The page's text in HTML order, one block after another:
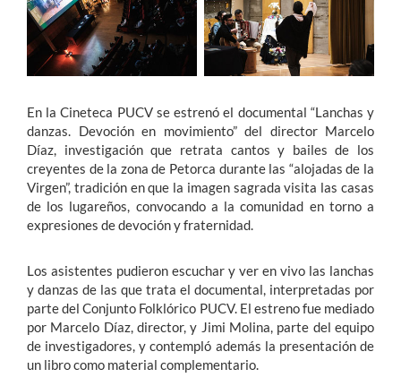
En la Cineteca PUCV se estrenó el documental “Lanchas y
danzas. Devoción en movimiento” del director Marcelo
Díaz, investigación que retrata cantos y bailes de los
creyentes de la zona de Petorca durante las “alojadas de la
Virgen”, tradición en que la imagen sagrada visita las casas
de los lugareños, convocando a la comunidad en torno a
expresiones de devoción y fraternidad.
Los asistentes pudieron escuchar y ver en vivo las lanchas
y danzas de las que trata el documental, interpretadas por
parte del Conjunto Folklórico PUCV. El estreno fue mediado
por Marcelo Díaz, director, y Jimi Molina, parte del equipo
de investigadores, y contempló además la presentación de
un libro como material complementario.